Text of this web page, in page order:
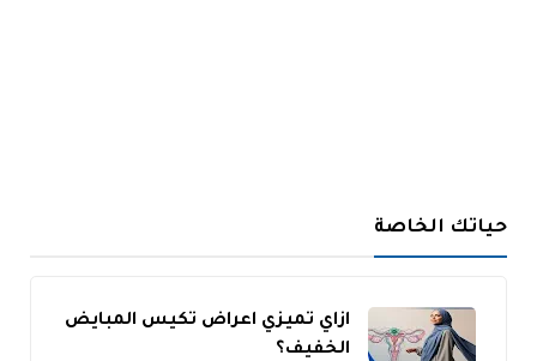
حياتك الخاصة
ازاي تميزي اعراض تكيس المبايض
الخفيف؟